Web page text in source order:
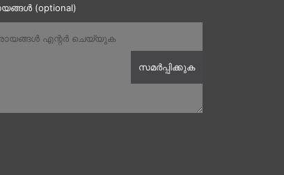
(optional)